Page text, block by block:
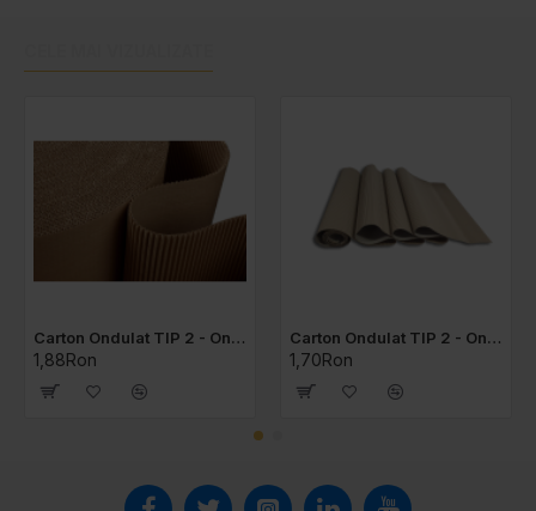
Carton Ondulat TIP 2 - Ondula E
1,88Ron
Carton Ondulat TIP 2 - Ondula B
1,70Ron